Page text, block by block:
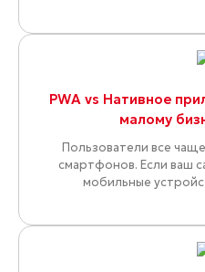
PWA vs Нативное
малому
Пользователи все
смартфонов. Если ваш
мобильные